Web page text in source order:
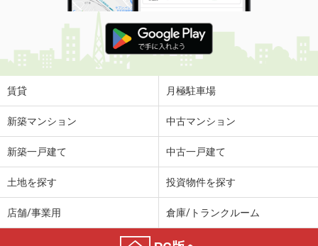
賃貸 月極駐車場
新築マンション 中古マンション
新築一戸建て 中古一戸建て
土地を探す 投資物件を探す
店舗/事業用 倉庫/トランクルーム